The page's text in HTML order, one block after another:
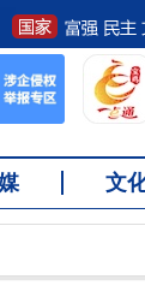
文